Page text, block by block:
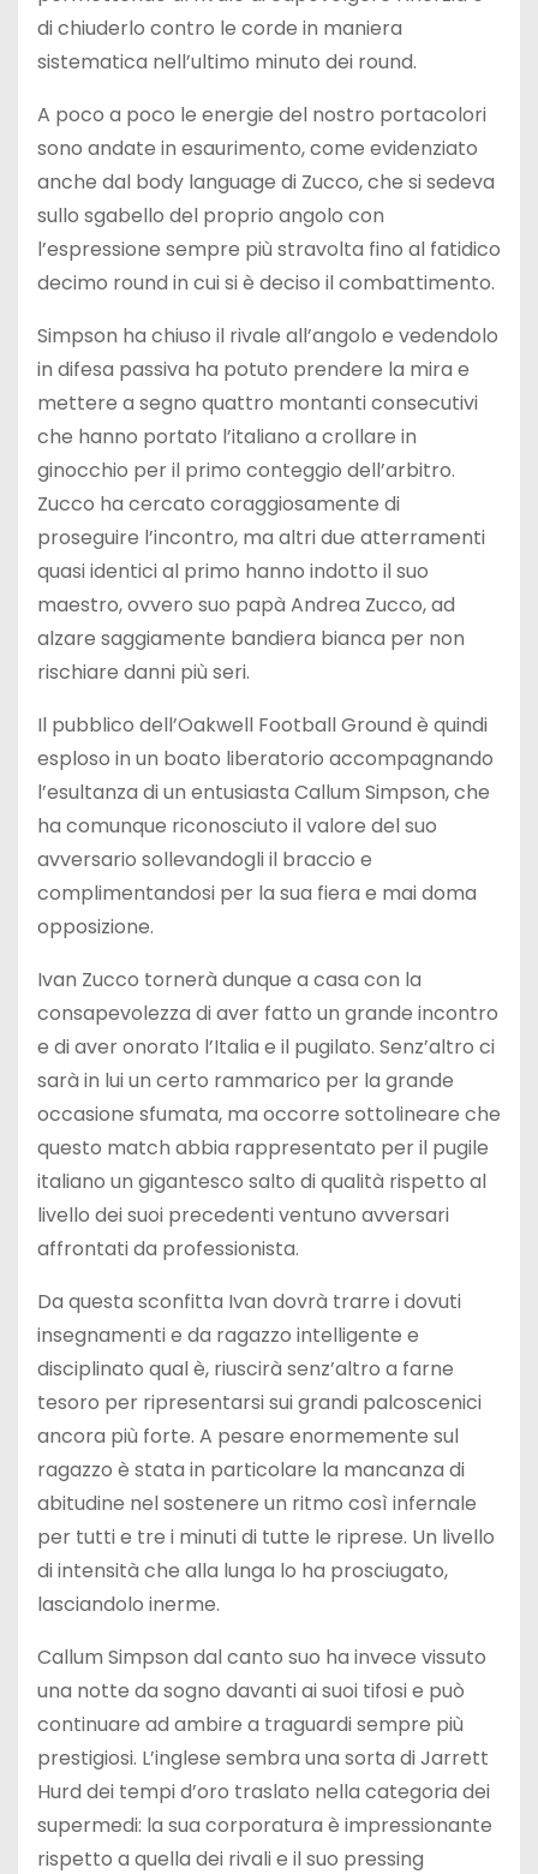
di chiuderlo contro le corde in maniera
sistematica nell’ultimo minuto dei round.
A poco a poco le energie del nostro portacolori
sono andate in esaurimento, come evidenziato
anche dal body language di Zucco, che si sedeva
sullo sgabello del proprio angolo con
l’espressione sempre più stravolta fino al fatidico
decimo round in cui si è deciso il combattimento.
Simpson ha chiuso il rivale all’angolo e vedendolo
in difesa passiva ha potuto prendere la mira e
mettere a segno quattro montanti consecutivi
che hanno portato l’italiano a crollare in
ginocchio per il primo conteggio dell’arbitro.
Zucco ha cercato coraggiosamente di
proseguire l’incontro, ma altri due atterramenti
quasi identici al primo hanno indotto il suo
maestro, ovvero suo papà Andrea Zucco, ad
alzare saggiamente bandiera bianca per non
rischiare danni più seri.
Il pubblico dell’Oakwell Football Ground è quindi
esploso in un boato liberatorio accompagnando
l’esultanza di un entusiasta Callum Simpson, che
ha comunque riconosciuto il valore del suo
avversario sollevandogli il braccio e
complimentandosi per la sua fiera e mai doma
opposizione.
Ivan Zucco tornerà dunque a casa con la
consapevolezza di aver fatto un grande incontro
e di aver onorato l’Italia e il pugilato. Senz’altro ci
sarà in lui un certo rammarico per la grande
occasione sfumata, ma occorre sottolineare che
questo match abbia rappresentato per il pugile
italiano un gigantesco salto di qualità rispetto al
livello dei suoi precedenti ventuno avversari
affrontati da professionista.
Da questa sconfitta Ivan dovrà trarre i dovuti
insegnamenti e da ragazzo intelligente e
disciplinato qual è, riuscirà senz’altro a farne
tesoro per ripresentarsi sui grandi palcoscenici
ancora più forte. A pesare enormemente sul
ragazzo è stata in particolare la mancanza di
abitudine nel sostenere un ritmo così infernale
per tutti e tre i minuti di tutte le riprese. Un livello
di intensità che alla lunga lo ha prosciugato,
lasciandolo inerme.
Callum Simpson dal canto suo ha invece vissuto
una notte da sogno davanti ai suoi tifosi e può
continuare ad ambire a traguardi sempre più
prestigiosi. L’inglese sembra una sorta di Jarrett
Hurd dei tempi d’oro traslato nella categoria dei
supermedi: la sua corporatura è impressionante
rispetto a quella dei rivali e il suo pressing